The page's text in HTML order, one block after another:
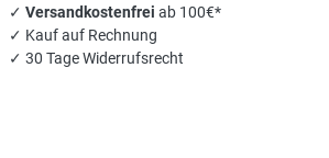
✓ Versandkostenfrei ab 100€*
✓ Kauf auf Rechnung
✓ 30 Tage Widerrufsrecht